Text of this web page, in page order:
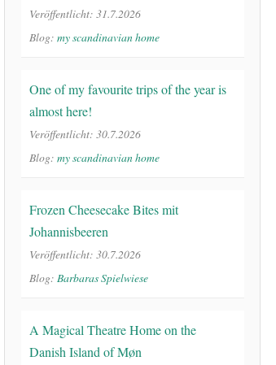
Veröffentlicht: 31.7.2026
Blog: my scandinavian home
One of my favourite trips of the year is
almost here!
Veröffentlicht: 30.7.2026
Blog: my scandinavian home
Frozen Cheesecake Bites mit
Johannisbeeren
Veröffentlicht: 30.7.2026
Blog: Barbaras Spielwiese
A Magical Theatre Home on the
Danish Island of Møn